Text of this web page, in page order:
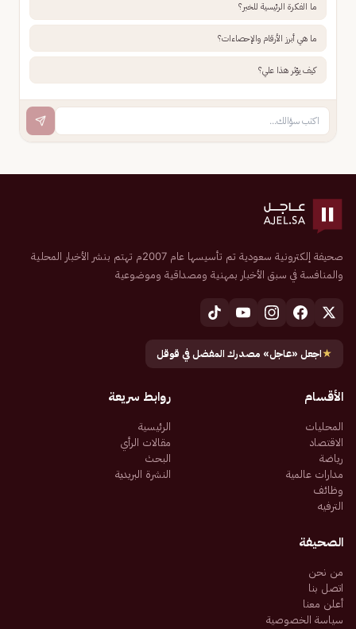
ما الفكرة الرئيسية للخبر؟
ما هي أبرز الأرقام والإحصاءات؟
كيف يؤثر هذا علي؟
صحيفة إلكترونية سعودية تم تأسيسها عام 2007م تهتم بنشر الأخبار المحلية
والمنافسة في سبق الأخبار بمهنية ومصداقية وموضوعية
★اجعل «عاجل» مصدرك المفضل في قوقل
الأقسام
المحليات
الاقتصاد
رياضة
مدارات عالمية
وظائف
الترفيه
روابط سريعة
الرئيسية
مقالات الرأي
البحث
النشرة البريدية
الصحيفة
من نحن
اتصل بنا
أعلن معنا
سياسة الخصوصية